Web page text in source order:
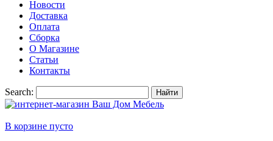
Новости
Доставка
Оплата
Сборка
О Магазине
Статьи
Контакты
Search: Найти
В корзине пусто